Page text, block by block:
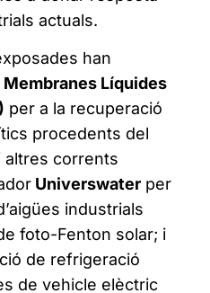
actuals.
han
Líquides
per a la recuperació
procedents del
altres corrents
Universwater per
industrials
foto-Fenton solar; i
de refrigeració
de vehicle elèctric